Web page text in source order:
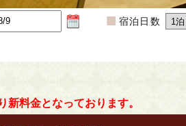
宿泊日数
料金となっております。